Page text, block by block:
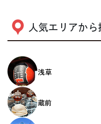
人気エリアから
浅草
蔵前